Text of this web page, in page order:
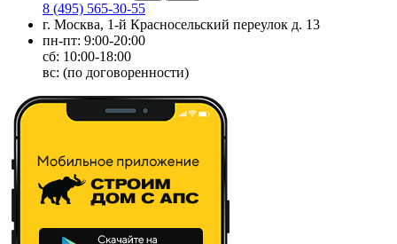
8 (495) 565-30-55
г. Москва, 1-й Красносельский переулок д. 13
пн-пт: 9:00-20:00
сб: 10:00-18:00
вс: (по договоренности)